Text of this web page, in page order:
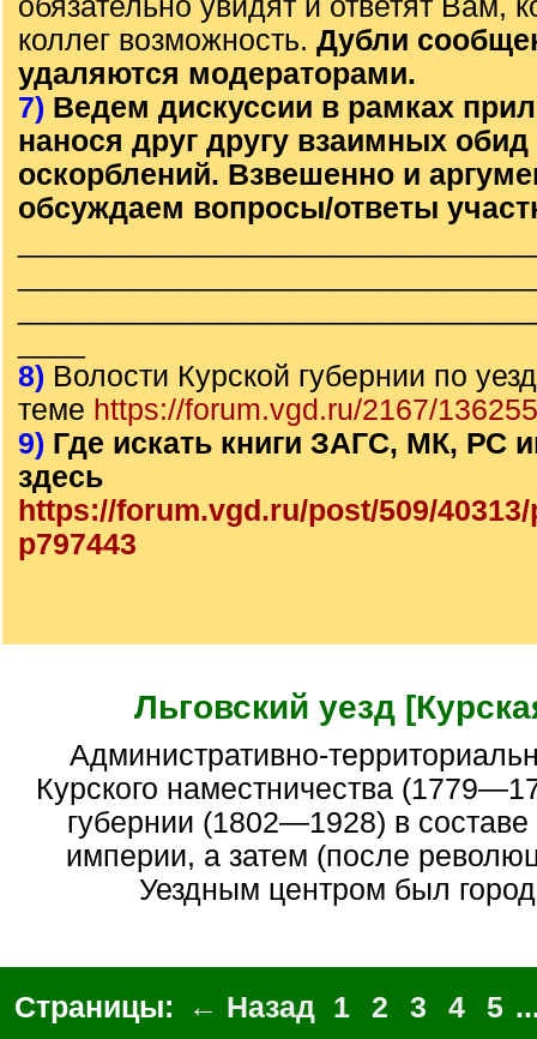
обязательно увидят и ответят Вам,
коллег возможность. Дубли
удаляются модераторами.
7) Ведем дискуссии в рамках
нанося друг другу взаимных обид
оскорблений. Взвешенно и
обсуждаем вопросы/ответы
8) Волости Курской губернии по
теме https://forum.vgd.ru/2167/
9) Где искать книги ЗАГС, МК, РС
здесь
https://forum.vgd.ru/post/509/
p797443
Льговский уезд
Административно-территориальная единица
Курского наместничества
губернии (1802—1928) в составе
империи, а затем (после
Уездным центром был
Страницы: ← Назад 1 2 3 4 5